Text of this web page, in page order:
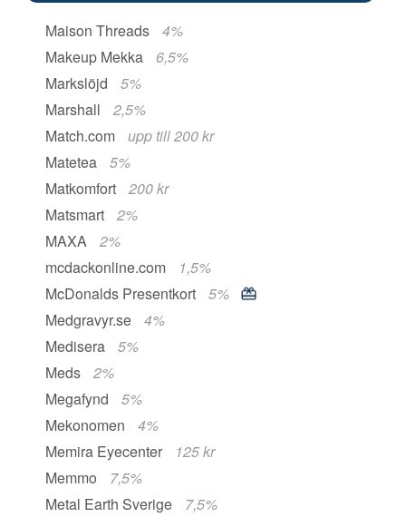
Maison Threads
4%
Makeup Mekka
6,5%
Markslöjd
5%
Marshall
2,5%
Match.com
upp till 200 kr
Matetea
5%
Matkomfort
200 kr
Matsmart
2%
MAXA
2%
mcdackonline.com
1,5%
McDonalds Presentkort
5%
Medgravyr.se
4%
Medisera
5%
Meds
2%
Megafynd
5%
Mekonomen
4%
Memira Eyecenter
125 kr
Memmo
7,5%
Metal Earth Sverige
7,5%